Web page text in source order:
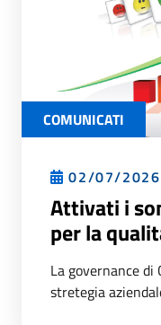
COMUNICATI
02/07/2026
Attivati i
per la
La governance di
stretegia